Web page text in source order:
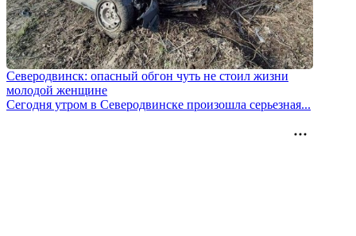
Северодвинск: опасный обгон чуть не стоил жизни
молодой женщине
Сегодня утром в Северодвинске произошла серьезная...